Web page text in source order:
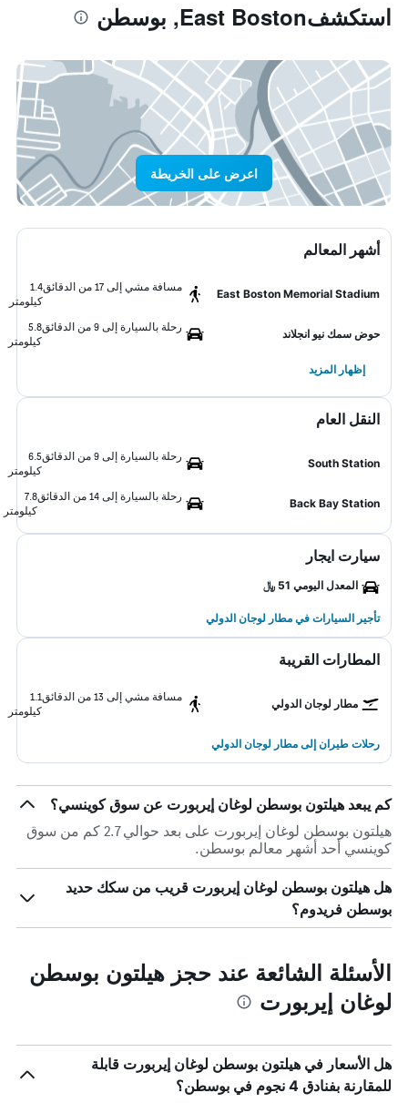
استكشفEast Boston, بوسطن
اعرض على الخريطة
أشهر المعالم
East Boston Memorial Stadium
مسافة مشي إلى 17 من الدقائق
1.4
كيلومتر
حوض سمك نيو انجلاند
رحلة بالسيارة إلى 9 من الدقائق
5.8
كيلومتر
إظهار المزيد
النقل العام
South Station
رحلة بالسيارة إلى 9 من الدقائق
6.5
كيلومتر
Back Bay Station
رحلة بالسيارة إلى 14 من الدقائق
7.8
كيلومتر
سيارت ايجار
المعدل اليومي 51 ﷼
تأجير السيارات في مطار لوجان الدولي
المطارات القريبة
مطار لوجان الدولي
مسافة مشي إلى 13 من الدقائق
1.1
كيلومتر
رحلات طيران إلى مطار لوجان الدولي
كم يبعد هيلتون بوسطن لوغان إيربورت عن سوق كوينسي؟
هيلتون بوسطن لوغان إيربورت على بعد حوالي 2.7 كم من سوق
كوينسي أحد أشهر معالم بوسطن.
هل هيلتون بوسطن لوغان إيربورت قريب من سكك حديد
بوسطن فريدوم؟
الأسئلة الشائعة عند حجز هيلتون بوسطن
لوغان إيربورت
هل الأسعار في هيلتون بوسطن لوغان إيربورت قابلة
للمقارنة بفنادق 4 نجوم في بوسطن؟